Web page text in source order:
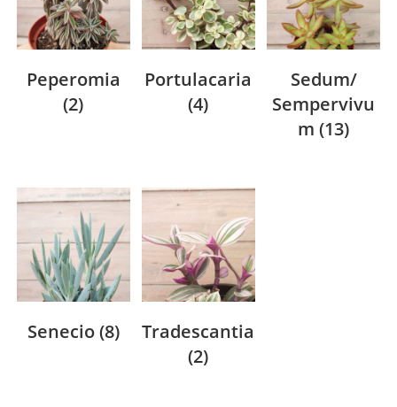
Peperomia
(2)
Portulacaria
(4)
Sedum/
Sempervivu
m(13)
Senecio(8)
Tradescantia
(2)